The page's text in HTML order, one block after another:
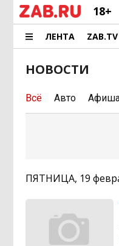
18+
ЛЕНТА ZAB.TV
НОВОСТИ
Всё Авто
ПЯТНИЦА, 19